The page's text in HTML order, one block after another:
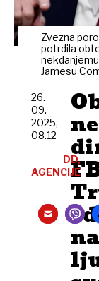
Zvezna
potrdila
Jamesu
26.
09.
2025,
08.12
DD,
AGENCIJE